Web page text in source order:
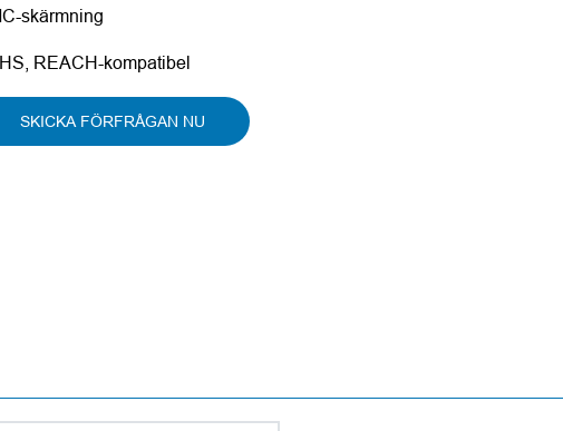
skärmning
REACH-kompatibel
SKICKA FÖRFRÅGAN NU